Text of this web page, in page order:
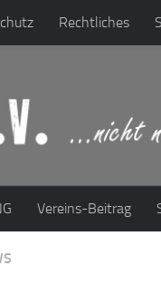
Rechtliches
Vereins-Beitrag